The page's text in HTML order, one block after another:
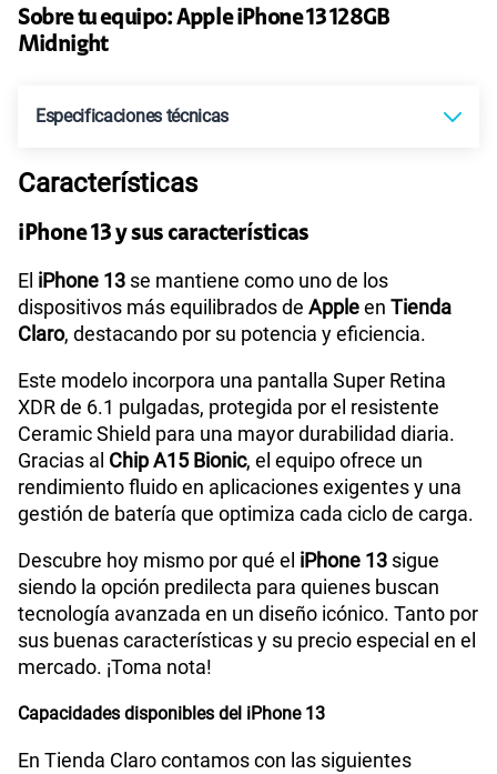
Sobre tu equipo:Apple iPhone 13 128GB
Midnight
Especificaciones técnicas
Tecnología de
Sistema operativo
Procesador A15 Bionic
Tamaño de Pantalla 2532 x 1170 pixeles a 460 ppi
WiFI
Peso 173 g
Bluetooth
Características
iPhone 13 y sus características
El iPhone 13 se mantiene como uno de los
dispositivos más equilibrados de Appleen Tienda
Claro, destacando por su potencia y eficiencia.
Este modelo incorpora una pantalla Super Retina
XDR de 6.1 pulgadas, protegida por el resistente
Ceramic Shield para una mayor durabilidad diaria.
Gracias al Chip A15 Bionic, el equipo ofrece un
rendimiento fluido en aplicaciones exigentes y una
gestión de batería que optimiza cada ciclo de carga.
Descubre hoy mismo por qué el iPhone 13 sigue
siendo la opción predilecta para quienes buscan
tecnología avanzada en un diseño icónico. Tanto por
sus buenas características y su precio especial en el
mercado. ¡Toma nota!
Capacidades disponibles del iPhone 13
En Tienda Claro contamos con las siguientes